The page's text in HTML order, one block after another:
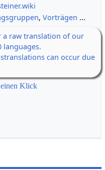
, Vorträgen ...
a raw translation of our
languages.
can occur due
Klick